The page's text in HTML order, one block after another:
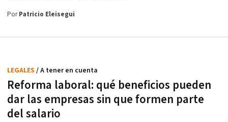
PorPatricio Eleisegui
Reforma laboral: qué beneficios pueden
dar las empresas sin que formen parte
del salario
LEGALES / A tener en cuenta